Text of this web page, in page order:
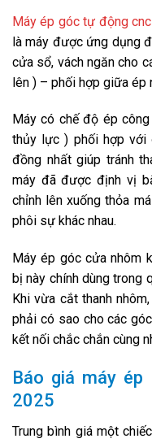
Máy ép góc tự động cnc
là máy được ứng dụng
cửa sổ, vách ngăn cho
lên ) – phối hợp giữa ép
Máy có chế độ ép
thủy lực ) phối hợp với
đồng nhất giúp tránh
máy đã được định vị
chỉnh lên xuống thỏa
phôi sự khác nhau.
Máy ép góc cửa nhôm
bị này chính dùng trong
Khi vừa cắt thanh
phải có sao cho các
kết nối chắc chắn cùng
Báo giá máy
2025
Trung bình giá một